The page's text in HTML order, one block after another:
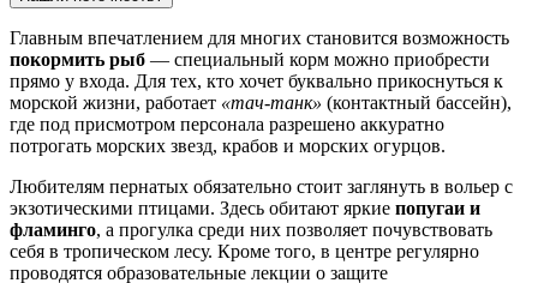
Главным впечатлением для многих становится возможность
покормить рыб — специальный корм можно приобрести
прямо у входа. Для тех, кто хочет буквально прикоснуться к
морской жизни, работает «тач-танк» (контактный бассейн),
где под присмотром персонала разрешено аккуратно
потрогать морских звезд, крабов и морских огурцов.
Любителям пернатых обязательно стоит заглянуть в вольер с
экзотическими птицами. Здесь обитают яркие попугаи и
фламинго, а прогулка среди них позволяет почувствовать
себя в тропическом лесу. Кроме того, в центре регулярно
проводятся образовательные лекции о защите